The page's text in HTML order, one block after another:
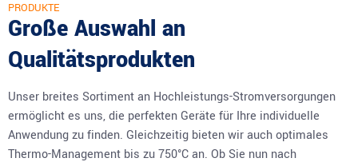
PRODUKTE
Große Auswahl an
Qualitätsprodukten
Unser breites Sortiment an Hochleistungs-Stromversorgungen
ermöglicht es uns, die perfekten Geräte für Ihre individuelle
Anwendung zu finden. Gleichzeitig bieten wir auch optimales
Thermo-Management bis zu 750°C an. Ob Sie nun nach